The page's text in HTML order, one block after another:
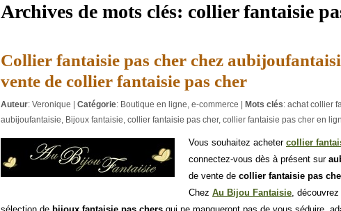
Archives de mots clés: collier fantaisie
Collier fantaisie pas cher chez
vente de collier fantaisie pas cher
Auteur: Veronique Catégorie: Boutique en ligne, e-commerce Mots clés: achat collier
aubijoufantaisie, Bijoux fantaisie, collier fantaisie pas cher, collier fantaisie pas cher en
Vous souhaitez acheter collier
connectez-vous dès à présent sur
de vente de collier fantaisie pas
Chez Au Bijou Fantaisie,